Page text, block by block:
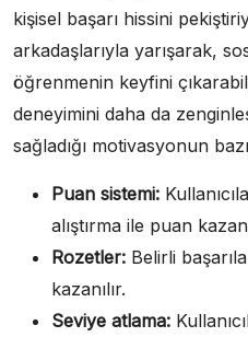
kişisel başarı hissini
arkadaşlarıyla yarışarak,
öğrenmenin keyfini
deneyimini daha da
sağladığı motivasyonun
Puan sistemi:
alıştırma ile puan
Rozetler: Belirli
kazanılır.
Seviye atlama: